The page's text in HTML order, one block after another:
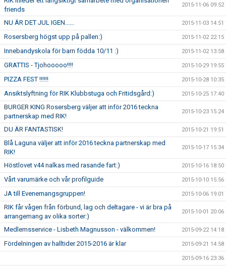
friends
2015-11-06 09:52
NU ÄR DET JUL IGEN...... 2015-11-03 14:51
Rosersberg högst upp på pallen:) 2015-11-02 22:15
Innebandyskola för barn födda 10/11 :) 2015-11-02 13:58
GRATTIS - Tjohooooo!!!! 2015-10-29 19:55
PIZZA FEST !!!!!! 2015-10-28 10:35
Ansiktslyftning för RIK Klubbstuga och Fritidsgård:) 2015-10-25 17:40
BURGER KING Rosersberg väljer att inför 2016 teckna
partnerskap med RIK!
2015-10-23 15:24
DU ÄR FANTASTISK! 2015-10-21 19:51
Blå Laguna väljer att inför 2016 teckna partnerskap med
RIK!
2015-10-17 15:34
Höstlovet v44 nalkas med rasande fart:) 2015-10-16 18:50
Vårt varumärke och vår profilguide 2015-10-10 15:56
JA till Evenemangsgruppen! 2015-10-06 19:01
RIK får vågen från förbund, lag och deltagare - vi är bra på
arrangemang av olika sorter:)
2015-10-01 20:06
Medlemsservice - Lisbeth Magnusson - välkommen! 2015-09-22 14:18
Fördelningen av halltider 2015-2016 är klar 2015-09-21 14:58
2015-09-16 23:36